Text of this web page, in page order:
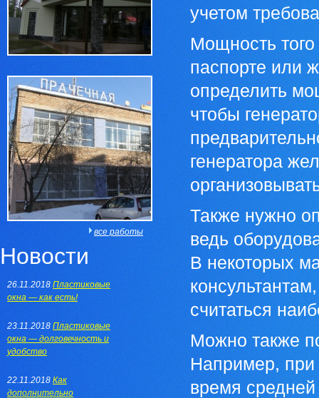
учетом
Мощность
паспорте или
определить
чтобы
генератора
Также нужно
ведь
В некоторых
считаться
Можно также
Например, при
время средней
все работы
Новости
26.11.2018 Пластиковые
окна — как есть!
23.11.2018 Пластиковые
окна — долговечность и
удобство
22.11.2018 Как
дополнительно